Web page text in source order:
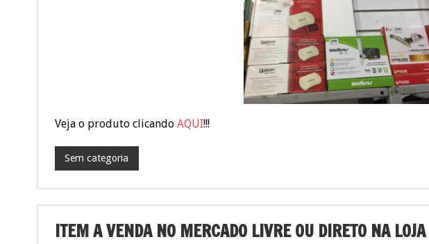
Veja o produto clicando AQUI!!!
Sem categoria
ITEM A VENDA NO MERCADO LIVRE OU DIRETO NA LOJA